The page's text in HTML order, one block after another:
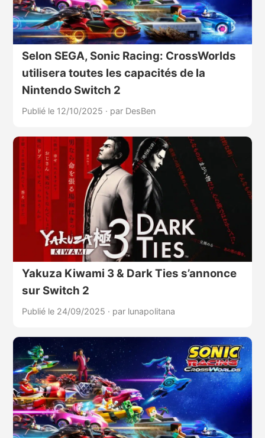
Selon SEGA, Sonic Racing: CrossWorlds
utilisera toutes les capacités de la
Nintendo Switch 2
Publié le 12/10/2025 · par DesBen
Yakuza Kiwami 3 & Dark Ties s’annonce
sur Switch 2
Publié le 24/09/2025 · par lunapolitana